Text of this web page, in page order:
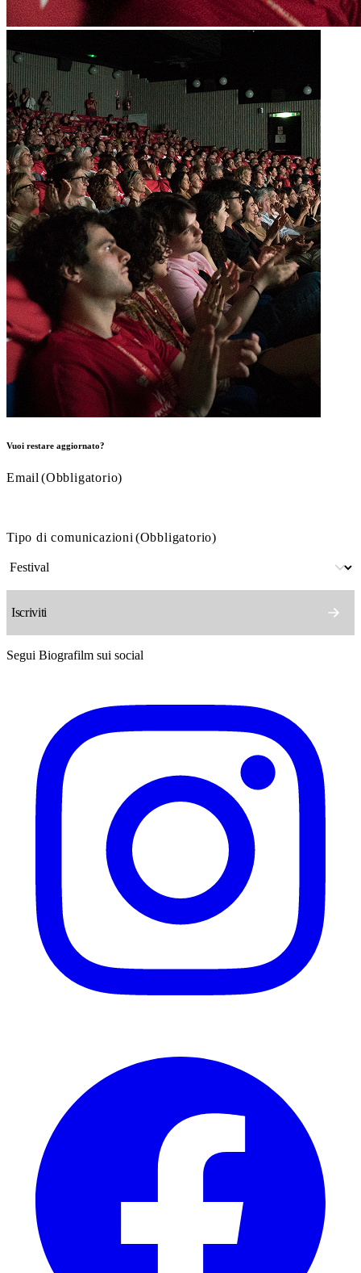
Vuoi restare aggiornato?
Email (Obbligatorio)
Tipo di comunicazioni (Obbligatorio)
Segui Biografilm sui social